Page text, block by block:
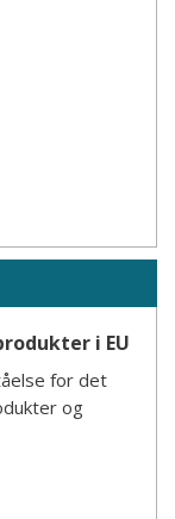
i EU
for det
og